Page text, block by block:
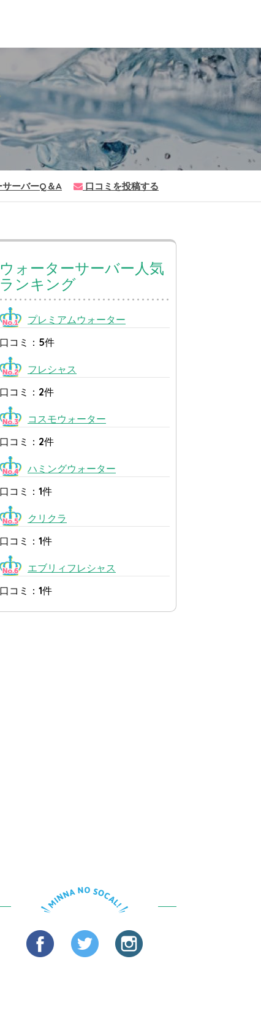
サーバーQ＆A 口コミを投稿する
ウォーターサーバー人気
ランキング
プレミアムウォーター
口コミ：5件
フレシャス
口コミ：2件
コスモウォーター
口コミ：2件
ハミングウォーター
口コミ：1件
クリクラ
口コミ：1件
エブリィフレシャス
口コミ：1件